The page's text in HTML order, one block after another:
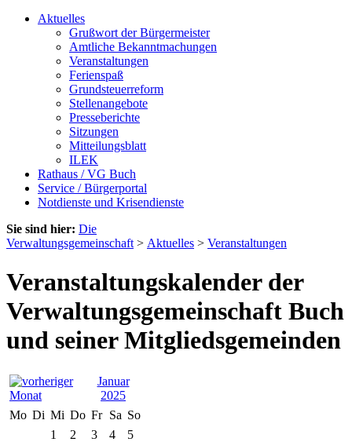
Aktuelles
Grußwort der Bürgermeister
Amtliche Bekanntmachungen
Veranstaltungen
Ferienspaß
Grundsteuerreform
Stellenangebote
Presseberichte
Sitzungen
Mitteilungsblatt
ILEK
Rathaus / VG Buch
Service / Bürgerportal
Notdienste und Krisendienste
Sie sind hier: Die
Verwaltungsgemeinschaft > Aktuelles > Veranstaltungen
Veranstaltungskalender der
Verwaltungsgemeinschaft Buch
und seiner Mitgliedsgemeinden
Januar
2025
Mo Di Mi Do Fr Sa So
1
2 3 4
5